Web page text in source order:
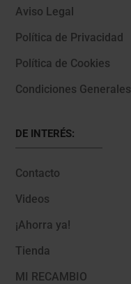
Aviso Legal
Política de Privacidad
Política de Cookies
Condiciones Generales
DE INTERÉS:
Contacto
Videos
¡Ahorra ya!
Tienda
MI RECAMBIO